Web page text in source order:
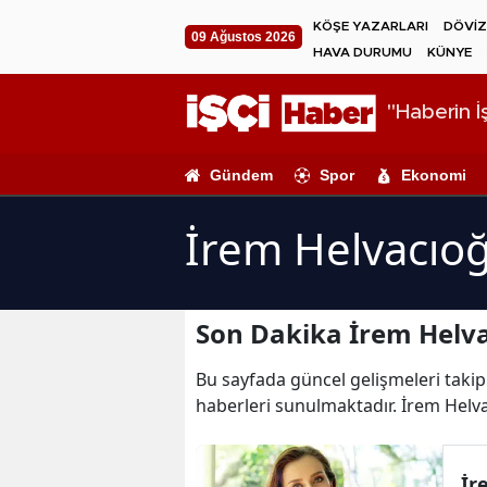
09 Ağustos 2026
KÖŞE YAZARLARI
HAVA DURUMU
KÜNYE
"Haberin
Gündem Spor Ekonomi
İrem
Son Dakika İrem
Bu sayfada güncel gelişmeleri
haberleri sunulmaktadır. İrem